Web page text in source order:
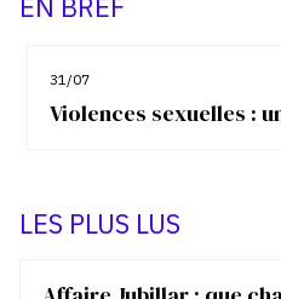
31/07
Violences sexuelles :
LES PLUS LUS